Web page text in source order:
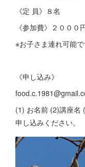
《定 員》８名
《参加費》２０００
※お子さま連れ可能
《申し込み》
(1) お名前 (2)講座名
申し込みください。